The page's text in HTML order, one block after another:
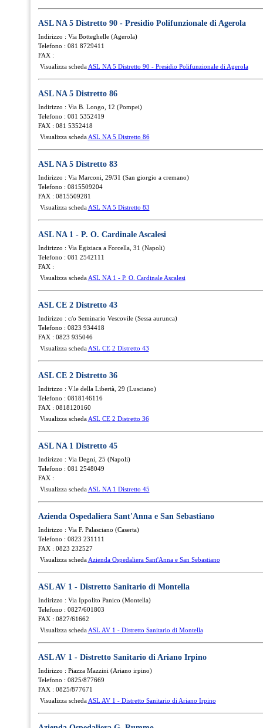
ASL NA 5 Distretto 90 - Presidio Polifunzionale di Agerola
Indirizzo : Via Botteghelle (Agerola)
Telefono : 081 8729411
FAX :
Visualizza scheda ASL NA 5 Distretto 90 - Presidio Polifunzionale di Agerola
ASL NA 5 Distretto 86
Indirizzo : Via B. Longo, 12 (Pompei)
Telefono : 081 5352419
FAX : 081 5352418
Visualizza scheda ASL NA 5 Distretto 86
ASL NA 5 Distretto 83
Indirizzo : Via Marconi, 29/31 (San giorgio a cremano)
Telefono : 0815509204
FAX : 0815509281
Visualizza scheda ASL NA 5 Distretto 83
ASL NA 1 - P. O. Cardinale Ascalesi
Indirizzo : Via Egiziaca a Forcella, 31 (Napoli)
Telefono : 081 2542111
FAX :
Visualizza scheda ASL NA 1 - P. O. Cardinale Ascalesi
ASL CE 2 Distretto 43
Indirizzo : c/o Seminario Vescovile (Sessa aurunca)
Telefono : 0823 934418
FAX : 0823 935046
Visualizza scheda ASL CE 2 Distretto 43
ASL CE 2 Distretto 36
Indirizzo : V.le della Libertà, 29 (Lusciano)
Telefono : 0818146116
FAX : 0818120160
Visualizza scheda ASL CE 2 Distretto 36
ASL NA 1 Distretto 45
Indirizzo : Via Degni, 25 (Napoli)
Telefono : 081 2548049
FAX :
Visualizza scheda ASL NA 1 Distretto 45
Azienda Ospedaliera Sant'Anna e San Sebastiano
Indirizzo : Via F. Palasciano (Caserta)
Telefono : 0823 231111
FAX : 0823 232527
Visualizza scheda Azienda Ospedaliera Sant'Anna e San Sebastiano
ASL AV 1 - Distretto Sanitario di Montella
Indirizzo : Via Ippolito Panico (Montella)
Telefono : 0827/601803
FAX : 0827/61662
Visualizza scheda ASL AV 1 - Distretto Sanitario di Montella
ASL AV 1 - Distretto Sanitario di Ariano Irpino
Indirizzo : Piazza Mazzini (Ariano irpino)
Telefono : 0825/877669
FAX : 0825/877671
Visualizza scheda ASL AV 1 - Distretto Sanitario di Ariano Irpino